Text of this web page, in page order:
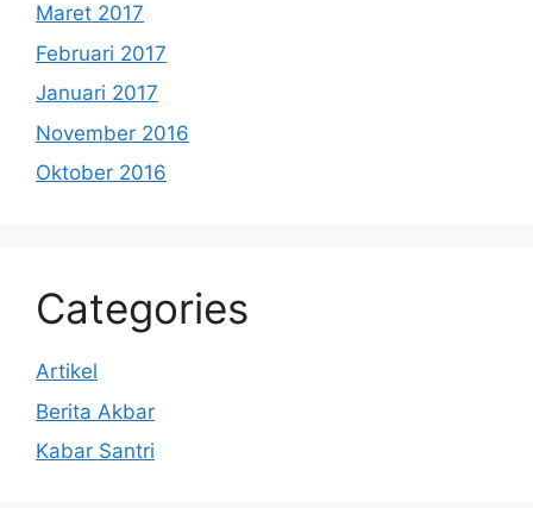
Maret 2017
Februari 2017
Januari 2017
November 2016
Oktober 2016
Categories
Artikel
Berita Akbar
Kabar Santri